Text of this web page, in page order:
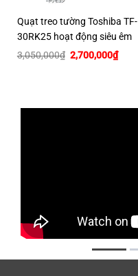
Quạt treo tường Toshiba TF-
30RK25 hoạt động siêu êm
3,050,000₫ Giá
gốc
2,700,000₫Giá
hiện